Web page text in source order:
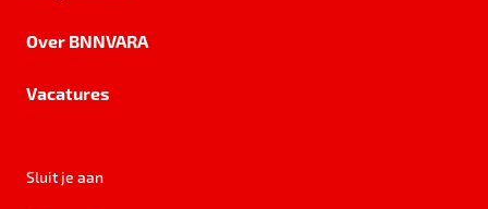
Over BNNVARA
Vacatures
Sluit je aan